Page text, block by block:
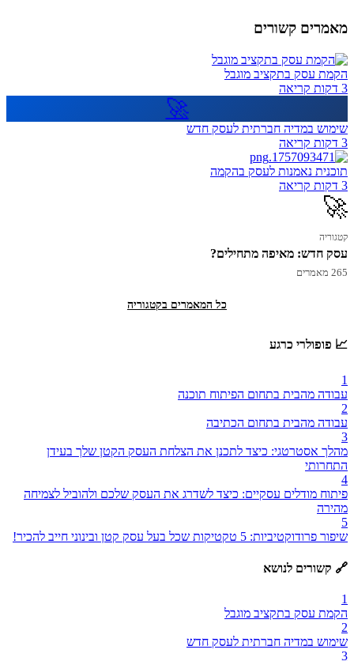
מאמרים קשורים
הקמת עסק בתקציב מוגבל
3 דקות קריאה
🚀
שימוש במדיה חברתית לעסק חדש
3 דקות קריאה
תוכנית נאמנות לעסק בהקמה
3 דקות קריאה
🚀
קטגוריה
עסק חדש: מאיפה מתחילים?
265 מאמרים
כל המאמרים בקטגוריה
📈 פופולרי כרגע
1
עבודה מהבית בתחום הפיתוח תוכנה
2
עבודה מהבית בתחום הכתיבה
3
מהלך אסטרטגי: כיצד לתכנן את הצלחת העסק הקטן שלך בעידן
התחרותי
4
פיתוח מודלים עסקיים: כיצד לשדרג את העסק שלכם ולהוביל לצמיחה
מהירה
5
שיפור פרודוקטיביות: 5 טקטיקות שכל בעל עסק קטן ובינוני חייב להכיר!
🔗 קשורים לנושא
1
הקמת עסק בתקציב מוגבל
2
שימוש במדיה חברתית לעסק חדש
3